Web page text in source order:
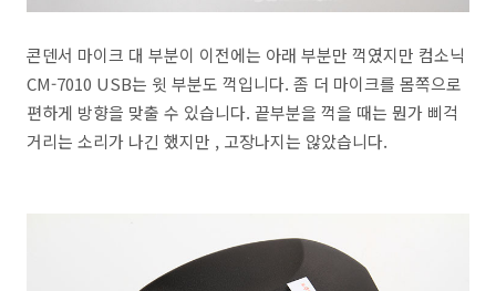
콘덴서 마이크 대 부분이 이전에는 아래 부분만 꺽였지만 컴소닉
CM-7010 USB는 윗 부분도 꺽입니다. 좀 더 마이크를 몸쪽으로
편하게 방향을 맞출 수 있습니다. 끝부분을 꺽을 때는 뭔가 삐걱
거리는 소리가 나긴 했지만 , 고장나지는 않았습니다.